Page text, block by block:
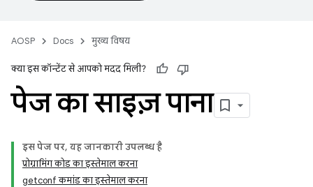
AOSP Docs मुख्य विषय
क्या इस कॉन्टेंट से आपको मदद मिली?
पेज का साइज़ पाना
इस पेज पर, यह जानकारी उपलब्ध है
प्रोग्रामिंग कोड का इस्तेमाल करना
getconf कमांड का इस्तेमाल करना